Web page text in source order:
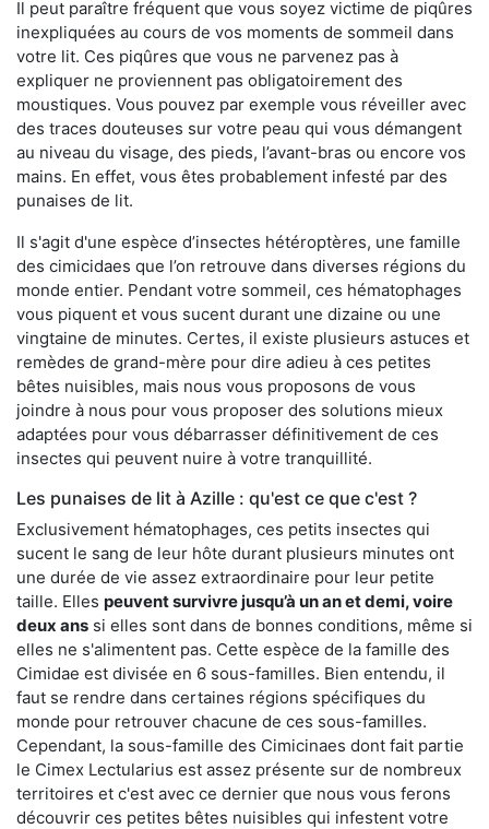
Il peut paraître fréquent que vous soyez victime de piqûres
inexpliquées au cours de vos moments de sommeil dans
votre lit. Ces piqûres que vous ne parvenez pas à
expliquer ne proviennent pas obligatoirement des
moustiques. Vous pouvez par exemple vous réveiller avec
des traces douteuses sur votre peau qui vous démangent
au niveau du visage, des pieds, l’avant-bras ou encore vos
mains. En effet, vous êtes probablement infesté par des
punaises de lit.
Il s'agit d'une espèce d’insectes hétéroptères, une famille
des cimicidaes que l’on retrouve dans diverses régions du
monde entier. Pendant votre sommeil, ces hématophages
vous piquent et vous sucent durant une dizaine ou une
vingtaine de minutes. Certes, il existe plusieurs astuces et
remèdes de grand-mère pour dire adieu à ces petites
bêtes nuisibles, mais nous vous proposons de vous
joindre à nous pour vous proposer des solutions mieux
adaptées pour vous débarrasser définitivement de ces
insectes qui peuvent nuire à votre tranquillité.
Les punaises de lit à Azille : qu'est ce que c'est ?
Exclusivement hématophages, ces petits insectes qui
sucent le sang de leur hôte durant plusieurs minutes ont
une durée de vie assez extraordinaire pour leur petite
taille. Elles peuvent survivre jusqu’à un an et demi, voire
deux ans si elles sont dans de bonnes conditions, même si
elles ne s'alimentent pas. Cette espèce de la famille des
Cimidae est divisée en 6 sous-familles. Bien entendu, il
faut se rendre dans certaines régions spécifiques du
monde pour retrouver chacune de ces sous-familles.
Cependant, la sous-famille des Cimicinaes dont fait partie
le Cimex Lectularius est assez présente sur de nombreux
territoires et c'est avec ce dernier que nous vous ferons
découvrir ces petites bêtes nuisibles qui infestent votre